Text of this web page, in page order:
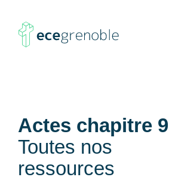
ECE
À propos Agenda
Actes chapitre 9
Toutes nos
ressources